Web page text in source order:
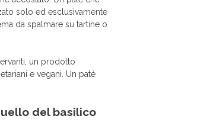
solo ed esclusivamente
da spalmare su tartine o
un prodotto
e vegani. Un paté
del basilico